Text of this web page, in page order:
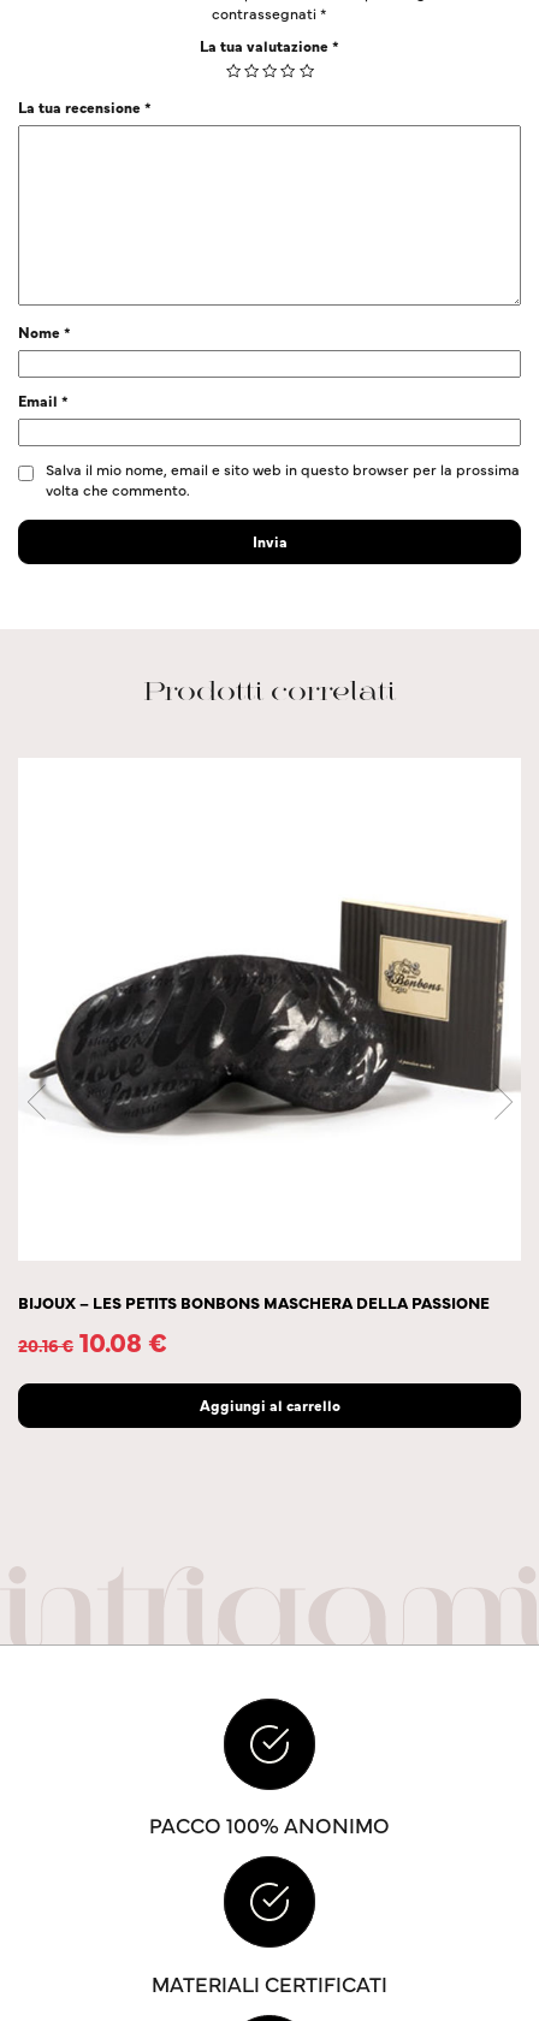
contrassegnati*
La tua valutazione*
La tua recensione*
Nome*
Email *
Salva il mio nome, email e sito web in questo browser per la prossima
volta che commento.
Prodotti correlati
BIJOUX – LES PETITS BONBONS MASCHERA DELLA PASSIONE
20.16€ 10.08 €
Aggiungi al carrello
PACCO 100% ANONIMO
MATERIALI CERTIFICATI